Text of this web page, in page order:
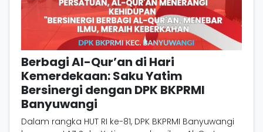
Berbagi Al-Qur’an di Hari
Kemerdekaan: Saku Yatim
Bersinergi dengan DPK BKPRMI
Banyuwangi
Dalam rangka HUT RI ke-81, DPK BKPRMI Banyuwangi